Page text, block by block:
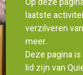
laatste
verzilveren
meer.
Deze pagina
lid zijn van